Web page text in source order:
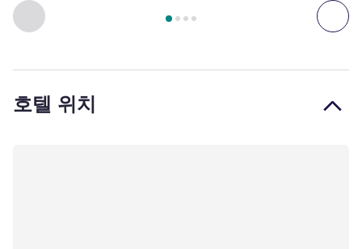
이전 - 객실 다
4 페이지 , 객실 1 : 더블 네스트 - 더블 베드 1개 , 객실 2 : 트
호텔 위치